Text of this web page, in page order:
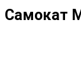
Самокат